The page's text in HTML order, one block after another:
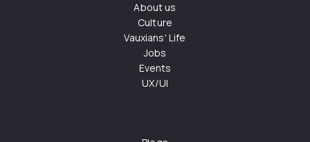
About us
Culture
Vauxians' Life
Jobs
Events
UX/UI